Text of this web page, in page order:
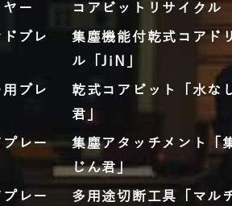
ー
ブレ
ブレ
レー
レー
コアビットリサイクル
集塵機能付乾式コアド
ル「JiN」
乾式コアビット「水な
君」
集塵アタッチメント「
じん君」
多用途切断工具「マル